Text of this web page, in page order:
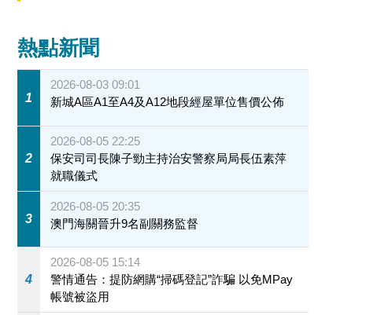
熱點新聞
1
2026-08-03 09:01
新城A區A1至A4及A12地段經屋單位售價公佈
2
2026-08-05 22:25
保安司司長陳子勁主持治安警察局局長伍素萍
就職儀式
3
2026-08-05 20:35
澳門海關晉升9名副關務監督
4
2026-08-05 15:14
警情通告：提防網購“掃碼登記”詐騙 以免MPay
帳號被盜用